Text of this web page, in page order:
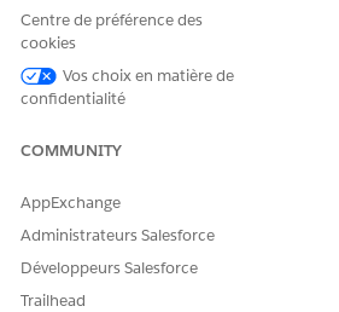
Salesforce. ConsultezActivation des
comptes financiers en temps réel.
Premiers pas avec Financial Services
connectant Salesforce à des systèmes
Aide de Salesforce : Activer les
sur les comptes financiers
l'intégration
Centre de préférence des
cookies
Vos choix en matière de
confidentialité
COMMUNITY
AppExchange
Administrateurs Salesforce
Développeurs Salesforce
Trailhead